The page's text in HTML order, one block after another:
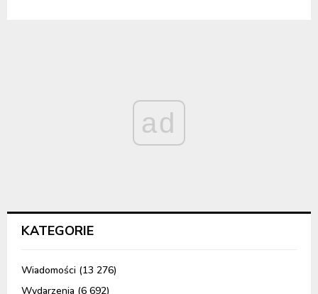
ad
KATEGORIE
Wiadomości (13 276)
Wydarzenia (6 692)